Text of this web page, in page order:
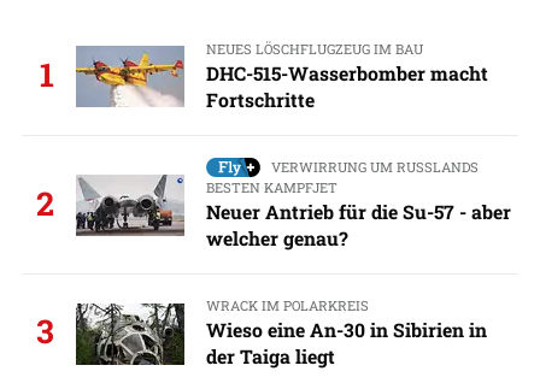
1
NEUES LÖSCHFLUGZEUG IM BAU
DHC-515-Wasserbomber macht
Fortschritte
2
VERWIRRUNG UM RUSSLANDS
BESTEN KAMPFJET
Neuer Antrieb für die Su-57 - aber
welcher genau?
3
WRACK IM POLARKREIS
Wieso eine An-30 in Sibirien in
der Taiga liegt